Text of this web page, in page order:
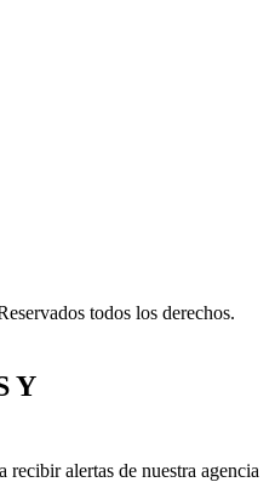
todos los derechos.
Y
alertas de nuestra agencia